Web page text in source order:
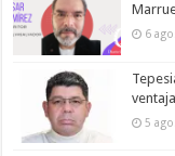
6
5